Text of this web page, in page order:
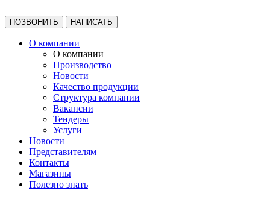
ПОЗВОНИТЬ НАПИСАТЬ
О компании
О компании
Производство
Новости
Качество продукции
Структура компании
Вакансии
Тендеры
Услуги
Новости
Представителям
Контакты
Магазины
Полезно знать